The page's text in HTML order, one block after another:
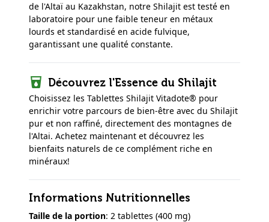
de l'Altaï au Kazakhstan, notre Shilajit est testé en
laboratoire pour une faible teneur en métaux
lourds et standardisé en acide fulvique,
garantissant une qualité constante.
Découvrez l'Essence du Shilajit
Choisissez les Tablettes Shilajit Vitadote® pour
enrichir votre parcours de bien-être avec du Shilajit
pur et non raffiné, directement des montagnes de
l'Altai. Achetez maintenant et découvrez les
bienfaits naturels de ce complément riche en
minéraux!
Informations Nutritionnelles
Taille de la portion: 2 tablettes (400 mg)